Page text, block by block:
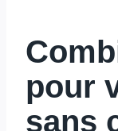
pour
sans